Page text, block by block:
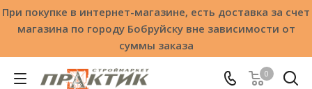
При покупке в интернет-магазине, есть доставка за счет
магазина по городу Бобруйску вне зависимости от
суммы заказа
0